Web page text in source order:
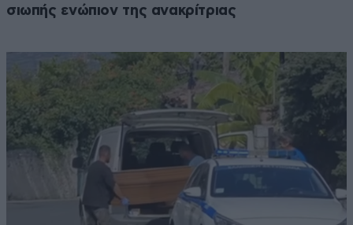
σιωπής ενώπιον της ανακρίτριας